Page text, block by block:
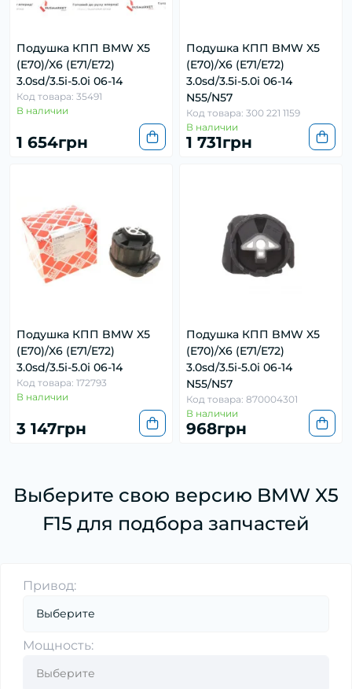
Подушка КПП BMW X5
(E70)/X6 (E71/E72)
3.0sd/3.5i-5.0i 06-14
Код товара: 35491
В наличии
1 654грн
Подушка КПП BMW X5
(E70)/X6 (E71/E72)
3.0sd/3.5i-5.0i 06-14
N55/N57
Код товара: 300 221 1159
В наличии
1 731грн
Подушка КПП BMW X5
(E70)/X6 (E71/E72)
3.0sd/3.5i-5.0i 06-14
Код товара: 172793
В наличии
3 147грн
Подушка КПП BMW X5
(E70)/X6 (E71/E72)
3.0sd/3.5i-5.0i 06-14
N55/N57
Код товара: 870004301
В наличии
968грн
Выберите свою версию BMW X5
F15 для подбора запчастей
Привод:
Мощность: